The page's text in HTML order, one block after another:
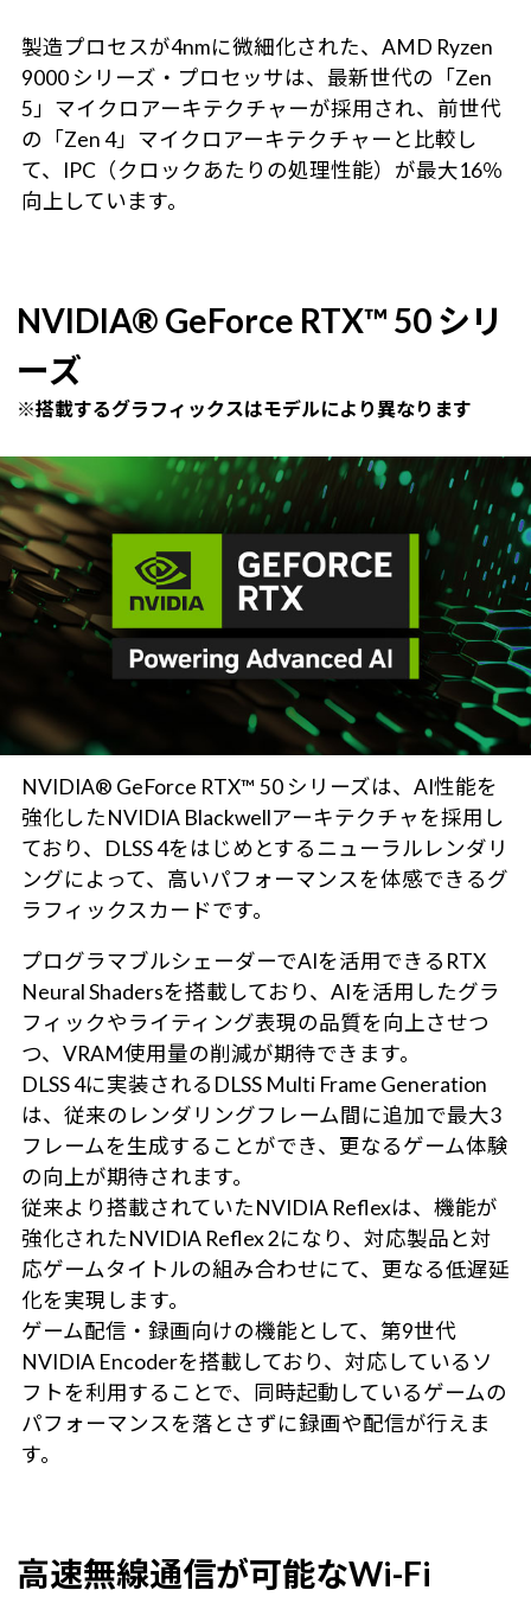
製造プロセスが4nmに微細化された、AMD Ryzen
9000 シリーズ・プロセッサは、最新世代の「Zen
5」マイクロアーキテクチャーが採用され、前世代
の「Zen 4」マイクロアーキテクチャーと比較し
て、IPC（クロックあたりの処理性能）が最大16％
向上しています。
NVIDIA® GeForce RTX™ 50 シリ
ーズ
※搭載するグラフィックスはモデルにより異なります
NVIDIA® GeForce RTX™ 50 シリーズは、AI性能を
強化したNVIDIA Blackwellアーキテクチャを採用し
ており、DLSS 4をはじめとするニューラルレンダリ
ングによって、高いパフォーマンスを体感できるグ
ラフィックスカードです。
プログラマブルシェーダーでAIを活用できるRTX
Neural Shadersを搭載しており、AIを活用したグラ
フィックやライティング表現の品質を向上させつ
つ、VRAM使用量の削減が期待できます。
DLSS 4に実装されるDLSS Multi Frame Generation
は、従来のレンダリングフレーム間に追加で最大3
フレームを生成することができ、更なるゲーム体験
の向上が期待されます。
従来より搭載されていたNVIDIA Reflexは、機能が
強化されたNVIDIA Reflex 2になり、対応製品と対
応ゲームタイトルの組み合わせにて、更なる低遅延
化を実現します。
ゲーム配信・録画向けの機能として、第9世代
NVIDIA Encoderを搭載しており、対応しているソ
フトを利用することで、同時起動しているゲームの
パフォーマンスを落とさずに録画や配信が行えま
す。
高速無線通信が可能なWi-Fi